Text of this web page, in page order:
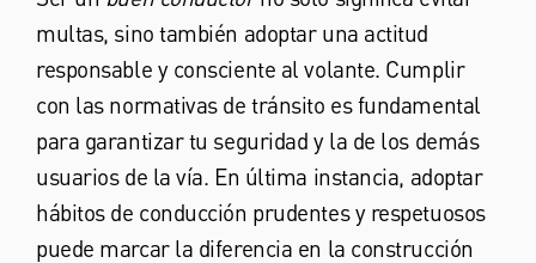
multas, sino también adoptar una actitud
responsable y consciente al volante. Cumplir
con las normativas de tránsito es fundamental
para garantizar tu seguridad y la de los demás
usuarios de la vía. En última instancia, adoptar
hábitos de conducción prudentes y respetuosos
puede marcar la diferencia en la construcción